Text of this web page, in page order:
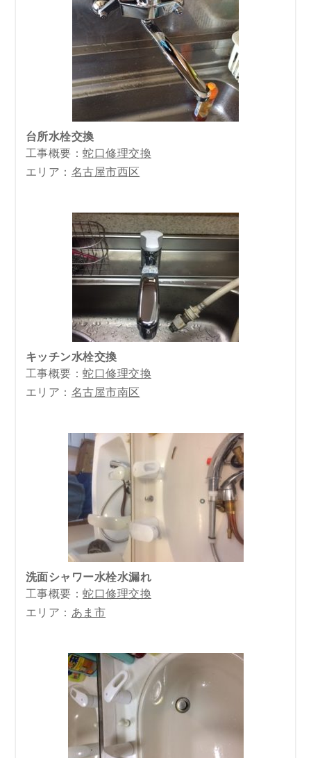
台所水栓交換
工事概要：蛇口修理交換
エリア： 名古屋市西区
キッチン水栓交換
工事概要：蛇口修理交換
エリア： 名古屋市南区
洗面シャワー水栓水漏れ
工事概要：蛇口修理交換
エリア： あま市